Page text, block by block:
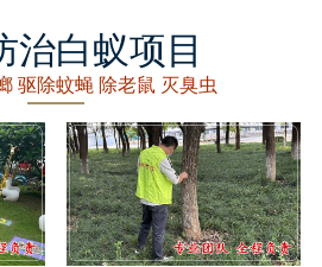
治白蚁项目
驱除蚊蝇 除老鼠 灭臭虫